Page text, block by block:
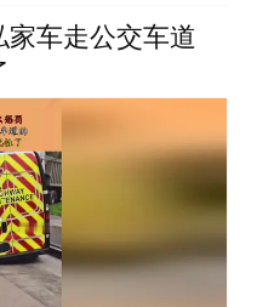
车走公交车道